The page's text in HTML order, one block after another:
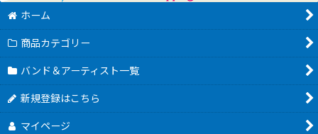
ホーム
商品カテゴリー
バンド＆アーティスト一覧
新規登録はこちら
マイページ